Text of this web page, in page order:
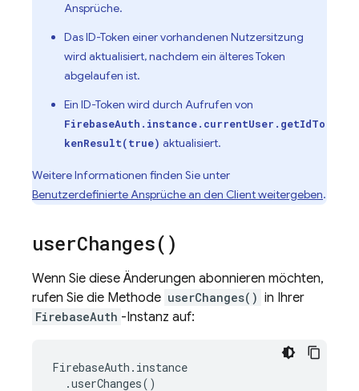
Ansprüche.
Das ID-Token einer vorhandenen Nutzersitzung
wird aktualisiert, nachdem ein älteres Token
abgelaufen ist.
Ein ID-Token wird durch Aufrufen von
FirebaseAuth.instance.currentUser.getIdTo
kenResult(true) aktualisiert.
Weitere Informationen finden Sie unter
Benutzerdefinierte Ansprüche an den Client weitergeben.
userChanges()
Wenn Sie diese Änderungen abonnieren möchten,
rufen Sie die Methode userChanges() in Ihrer
FirebaseAuth -Instanz auf:
FirebaseAuth . instance
.userChanges()